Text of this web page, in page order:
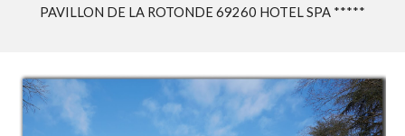
PAVILLON DE LA ROTONDE 69260 HOTEL SPA *****